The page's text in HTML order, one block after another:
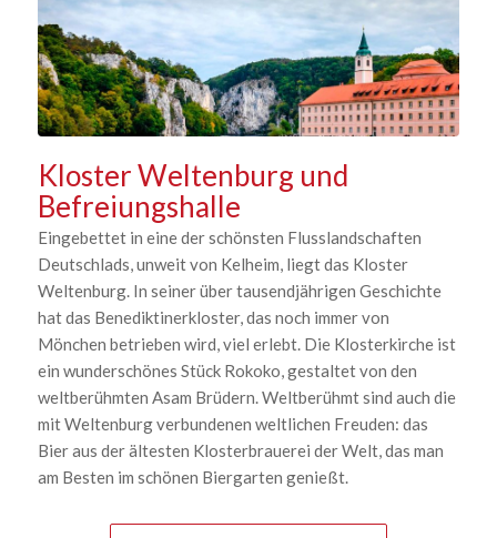
Kloster Weltenburg und
Befreiungshalle
Eingebettet in eine der schönsten Flusslandschaften
Deutschlads, unweit von Kelheim, liegt das Kloster
Weltenburg. In seiner über tausendjährigen Geschichte
hat das Benediktinerkloster, das noch immer von
Mönchen betrieben wird, viel erlebt. Die Klosterkirche ist
ein wunderschönes Stück Rokoko, gestaltet von den
weltberühmten Asam Brüdern. Weltberühmt sind auch die
mit Weltenburg verbundenen weltlichen Freuden: das
Bier aus der ältesten Klosterbrauerei der Welt, das man
am Besten im schönen Biergarten genießt.